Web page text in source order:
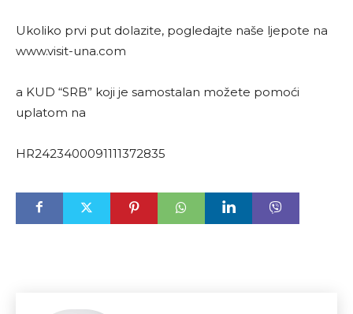
Ukoliko prvi put dolazite, pogledajte naše ljepote na
www.visit-una.com
a KUD “SRB” koji je samostalan možete pomoći
uplatom na
HR2423400091111372835